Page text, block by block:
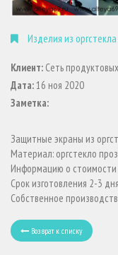
Изделия из оргстекла
Клиент: Сеть
Дата:16 ноя 2020
Заметка:
Защитные экраны из
Материал: оргстекло
Информацию о
Срок изготовления 2-3
Собственное
Возврат к списку